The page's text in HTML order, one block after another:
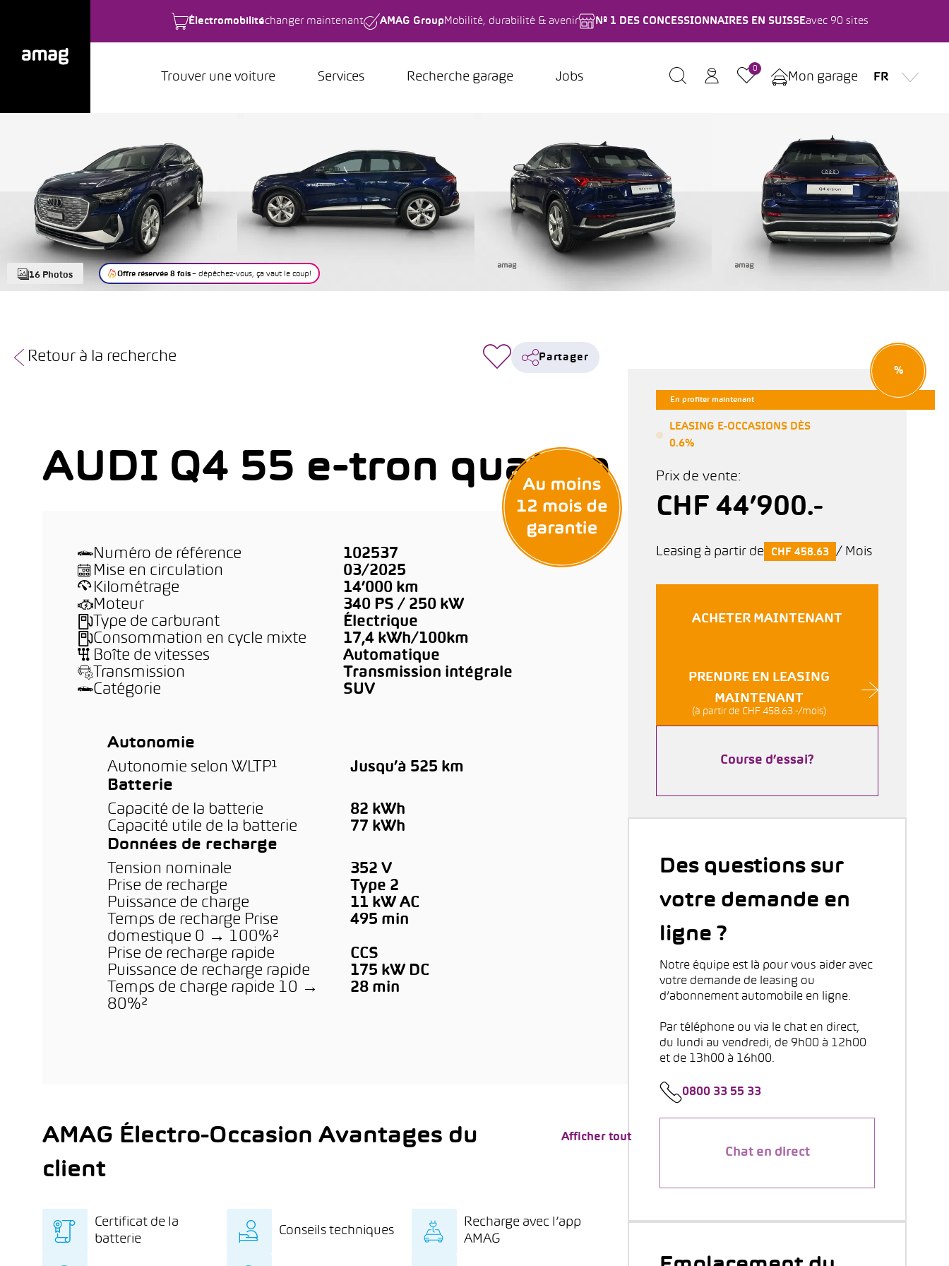
Électromobilitéchanger maintenant AMAG Group Mobilité, durabilité & avenir Nº 1 DES CONCESSIONNAIRES EN SUISSEavec 90 sites
Trouver une voiture Services Recherche garage Jobs
0
Mon garage FR
16 Photos Offre réservée 8 fois – dépêchez-vous, ça vaut le coup!
Retour à la recherche Partager
AUDI Q4 55 e-tron quattro
Numéro de référence
102537
Mise en circulation
03/2025
Kilométrage
14’000 km
Moteur
340 PS / 250 kW
Type de carburant
Électrique
Consommation en cycle mixte
17,4 kWh/100km
Boîte de vitesses
Automatique
Transmission
Transmission intégrale
Catégorie
SUV
Autonomie
Autonomie selon WLTP¹
Jusqu’à 525 km
Batterie
Capacité de la batterie
82 kWh
Capacité utile de la batterie
77 kWh
Données de recharge
Tension nominale
352 V
Prise de recharge
Type 2
Puissance de charge
11 kW AC
Temps de recharge Prise
domestique 0 → 100%²
495 min
Prise de recharge rapide
CCS
Puissance de recharge rapide
175 kW DC
Temps de charge rapide 10 →
80%²
28 min
AMAG Électro-Occasion Avantages du
client
Afficher tout
Certificat de la
batterie
Conseils techniques
Recharge avec l’app
AMAG
En profiter maintenant
%
LEASING E-OCCASIONS DÈS
0.6%
Prix de vente:
CHF 44’900.-
Leasing à partir de CHF 458.63 / Mois
ACHETER MAINTENANT
PRENDRE EN LEASING
MAINTENANT
(à partir de CHF 458.63.-/mois)
Course d’essai?
Des questions sur
votre demande en
ligne ?
Notre équipe est là pour vous aider avec
votre demande de leasing ou
d’abonnement automobile en ligne.
Par téléphone ou via le chat en direct,
du lundi au vendredi, de 9h00 à 12h00
et de 13h00 à 16h00.
0800 33 55 33
Chat en direct